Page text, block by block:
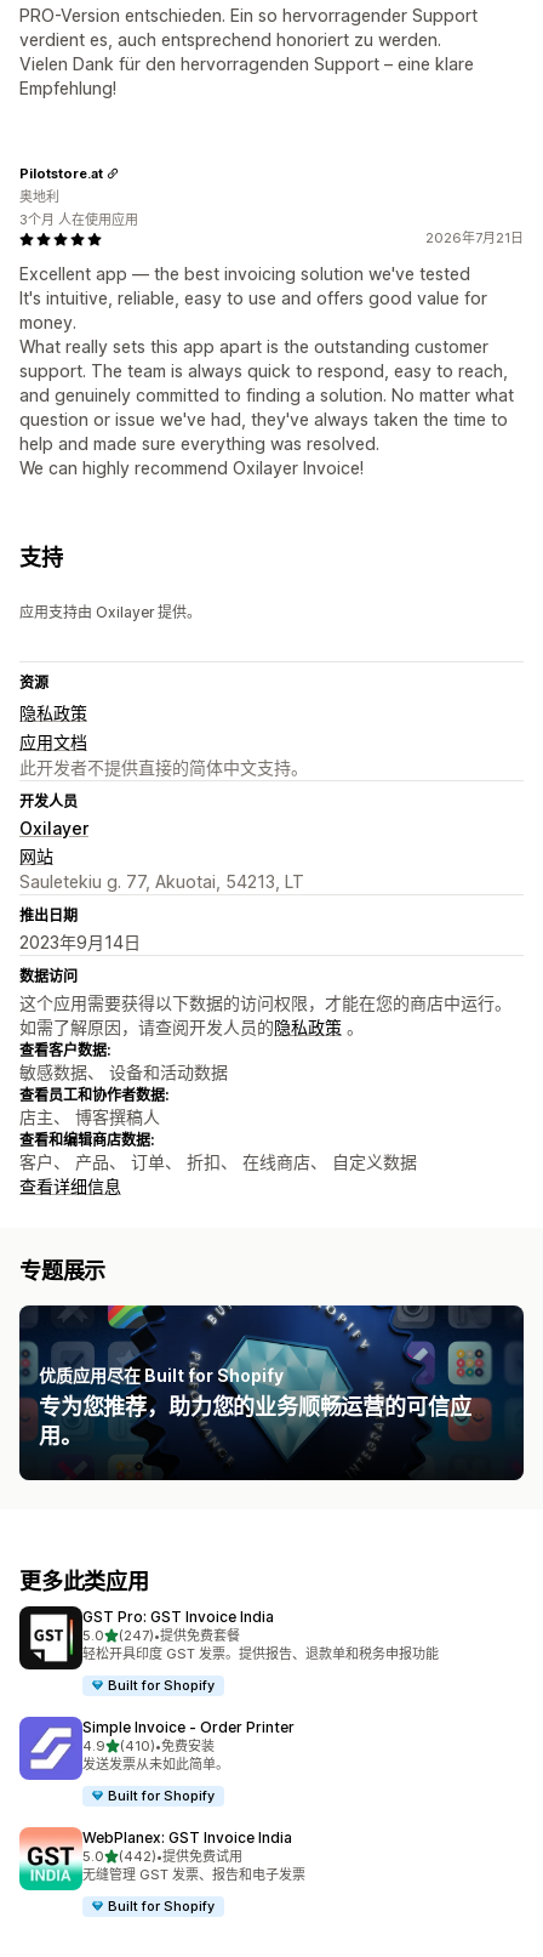
PRO-Version entschieden. Ein so hervorragender Support
verdient es, auch entsprechend honoriert zu werden.
Vielen Dank für den hervorragenden Support – eine klare
Empfehlung!
2026年7月21日
Excellent app — the best invoicing solution we've tested
It's intuitive, reliable, easy to use and offers good value for
money.
What really sets this app apart is the outstanding customer
support. The team is always quick to respond, easy to reach,
and genuinely committed to finding a solution. No matter what
question or issue we've had, they've always taken the time to
help and made sure everything was resolved.
We can highly recommend Oxilayer Invoice!
Pilotstore.at
奥地利
3个月 人在使用应用
支持
应用支持由 Oxilayer 提供。
资源
隐私政策
应用文档
此开发者不提供直接的简体中文支持。
开发人员
Oxilayer
网站
Sauletekiu g. 77, Akuotai, 54213, LT
推出日期
2023年9月14日
数据访问
这个应用需要获得以下数据的访问权限，才能在您的商店中运行。
如需了解原因，请查阅开发人员的隐私政策 。
查看客户数据:
敏感数据、 设备和活动数据
查看员工和协作者数据:
店主、 博客撰稿人
查看和编辑商店数据:
客户、 产品、 订单、 折扣、 在线商店、 自定义数据
查看详细信息
专题展示
优质应用尽在 Built for Shopify
专为您推荐，助力您的业务顺畅运营的可信应
用。
更多此类应用
GST Pro: GST Invoice India
5.0星（满分 5 星）
(247)
总共 247 条评论
•提供免费套餐
轻松开具印度 GST 发票。提供报告、退款单和税务申报功能
Built for Shopify
Simple Invoice ‑ Order Printer
4.9星（满分 5 星）
(410)
总共 410 条评论
•免费安装
发送发票从未如此简单。
Built for Shopify
WebPlanex: GST Invoice India
5.0星（满分 5 星）
(442)
总共 442 条评论
•提供免费试用
无缝管理 GST 发票、报告和电子发票
Built for Shopify